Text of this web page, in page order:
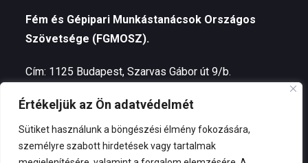
Értékeljük az Ön adatvédelmét
Sütiket használunk a böngészési élmény fokozására,
személyre szabott hirdetések vagy tartalmak
Fém és Gépipari Munkástanácsok Országos
Szövetsége (FGMOSZ).
Cím: 1125 Budapest, Szarvas Gábor út 9/b.
Telefon: +3630 964 3422 (Valovits Nóra, alelnök)
Elnök – Kozma Zsolt